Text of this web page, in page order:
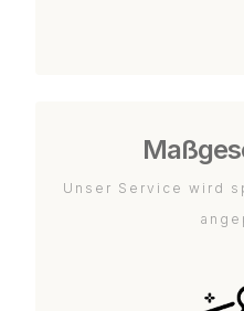
Unser Service wird